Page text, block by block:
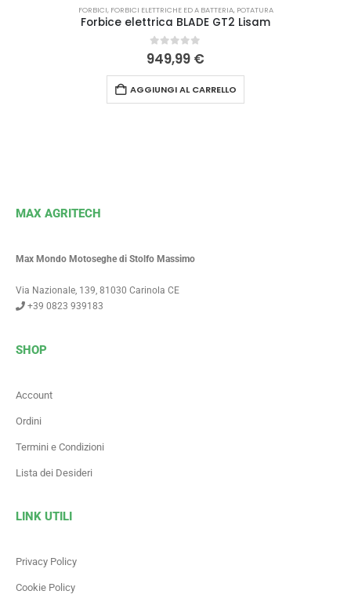
FORBICI, FORBICI ELETTRICHE ED A BATTERIA, POTATURA
Forbice elettrica BLADE GT2 Lisam
0 Su 5
949,99 €
AGGIUNGI AL CARRELLO
MAX AGRITECH
Max Mondo Motoseghe di Stolfo Massimo
Via Nazionale, 139, 81030 Carinola CE
+39 0823 939183
SHOP
Account
Ordini
Termini e Condizioni
Lista dei Desideri
LINK UTILI
Privacy Policy
Cookie Policy